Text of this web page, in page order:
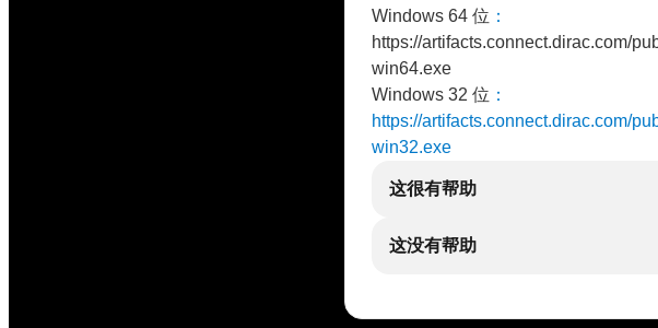
Windows 64 位 ：
https://artifacts.connect.dirac.com/
win64.exe
Windows 32 位 ：
https://artifacts.connect.dirac.com/
win32.exe
这很有帮助
这没有帮助